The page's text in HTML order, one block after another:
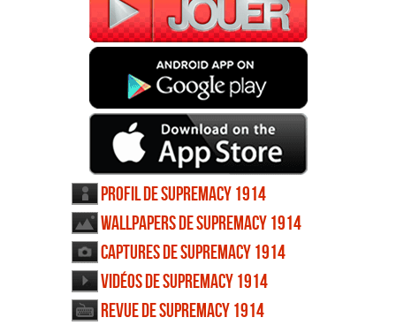
Profil de Supremacy 1914
Wallpapers de Supremacy 1914
Captures de Supremacy 1914
Vidéos de Supremacy 1914
Revue de Supremacy 1914